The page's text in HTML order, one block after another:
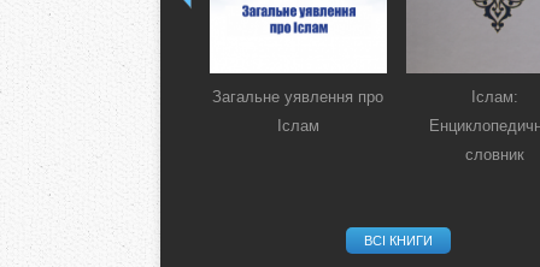
Загальне уявлення про
Іслам
Іслам:
словник
ВСІ КНИГИ